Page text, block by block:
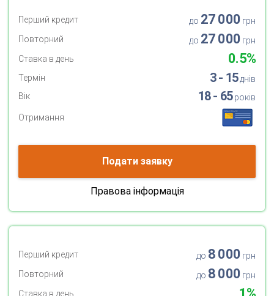
Перший кредит до 27 000 грн
Повторний
до 27 000 грн
Ставка в день
0.5%
Термін 3 - 15днів
Вік
18 - 65років
Отримання
Подати заявку
Правова інформація
Перший кредит до 8 000 грн
Повторний
до 8 000 грн
Ставка в день